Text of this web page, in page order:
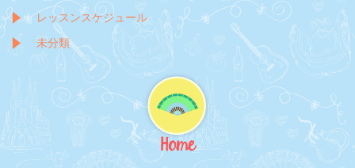
レッスンスケジュール
未分類